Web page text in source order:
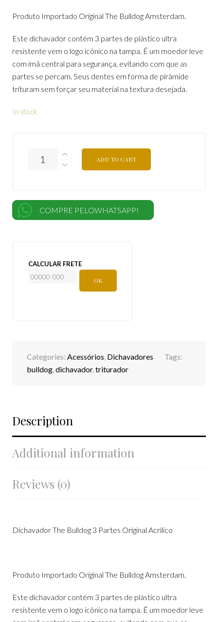
Produto Importado Original The Bulldog Amsterdam.
Este dichavador contém 3 partes de plástico ultra
resistente vem o logo icônico na tampa. É um moedor leve
com imã central para segurança, evitando com que as
partes se percam. Seus dentes em forma de pirâmide
trituram sem forçar seu material na textura desejada.
In stock
ADD TO CART
COMPRE PELOWHATSAPP!
CALCULAR FRETE
OK
Categories: Acessórios, Dichavadores
Tags:
bulldog,dichavador,triturador
Description
Additional information
Reviews (0)
Dichavador The Bulldog 3 Partes Original Acrílico
Produto Importado Original The Bulldog Amsterdam.
Este dichavador contém 3 partes de plástico ultra
resistente vem o logo icônico na tampa. É um moedor leve